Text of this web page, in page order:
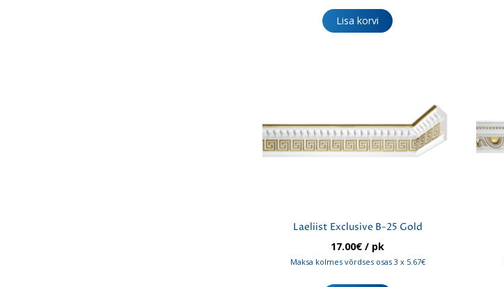
Lisa korvi
Laeliist Exclusive B-25 Gold
17.00€ / pk
Maksa kolmes võrdses osas 3 x 5.67€